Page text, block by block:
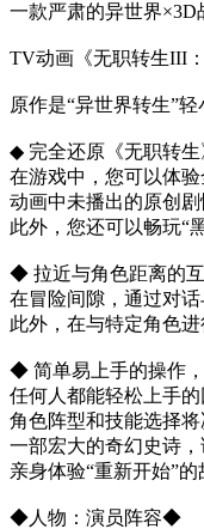
一款严肃的异世界×3D
TV动画《无职转生III
原作是“异世界转生”
◆ 完全还原《无职转生
在游戏中，您可以体验
动画中未播出的原创剧
此外，您还可以畅玩“
◆ 拉近与角色距离的
在冒险间隙，通过对话
此外，在与特定角色
◆ 简单易上手的操作
任何人都能轻松上手的
角色阵型和技能选择将
一部宏大的奇幻史诗
亲身体验“重新开始”的
◆人物：演员阵容◆